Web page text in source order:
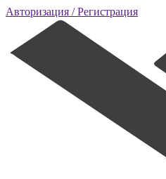
Авторизация / Регистрация